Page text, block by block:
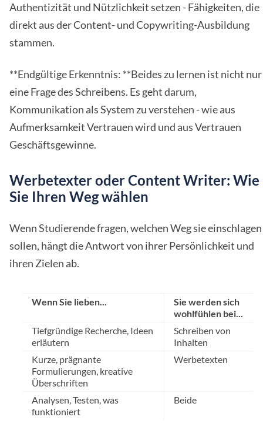
Authentizität und Nützlichkeit setzen - Fähigkeiten, die
direkt aus der Content- und Copywriting-Ausbildung
stammen.
**Endgültige Erkenntnis: **Beides zu lernen ist nicht nur
eine Frage des Schreibens. Es geht darum,
Kommunikation als System zu verstehen - wie aus
Aufmerksamkeit Vertrauen wird und aus Vertrauen
Geschäftsgewinne.
Werbetexter oder Content Writer: Wie
Sie Ihren Weg wählen
Wenn Studierende fragen, welchen Weg sie einschlagen
sollen, hängt die Antwort von ihrer Persönlichkeit und
ihren Zielen ab.
Wenn Sie lieben...
Sie werden sich
wohlfühlen bei...
Tiefgründige Recherche, Ideen
erläutern
Schreiben von
Inhalten
Kurze, prägnante
Formulierungen, kreative
Überschriften
Werbetexten
Analysen, Testen, was
funktioniert
Beide